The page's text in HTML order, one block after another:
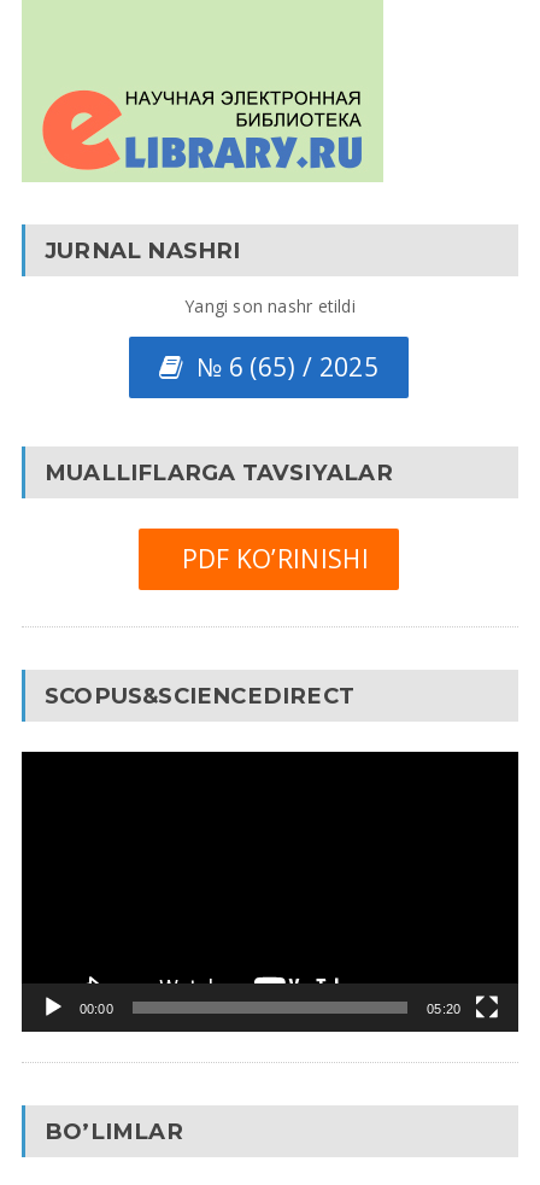
JURNAL NASHRI
Yangi son nashr etildi
№ 6 (65) / 2025
MUALLIFLARGA TAVSIYALAR
PDF KO’RINISHI
SCOPUS&SCIENCEDIRECT
00:00 05:20
BO’LIMLAR